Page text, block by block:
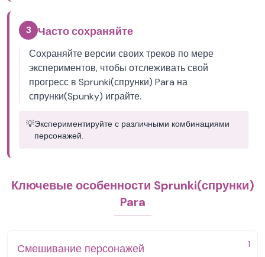
3 Часто сохраняйте
Сохраняйте версии своих треков по мере
экспериментов, чтобы отслеживать свой
прогресс в Sprunki(спрунки) Para на
спрунки(Spunky) играйте.
💡Экспериментируйте с различными комбинациями
персонажей.
Ключевые особенности Sprunki(спрунки)
Para
1
Смешивание персонажей